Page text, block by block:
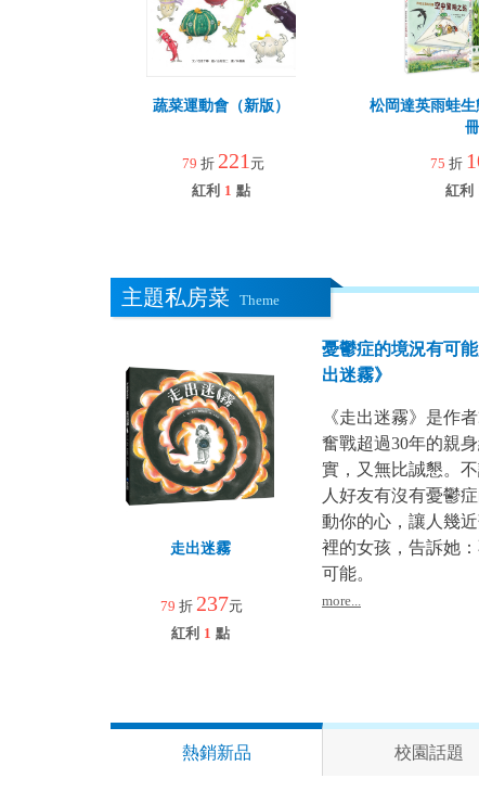
蔬菜運動會（新版）
79 折 221 元
紅利 1 點
松岡達英雨蛙
75 折
紅利
主題私房菜 Theme
走出迷霧
79 折 237元
紅利 1 點
憂鬱症的境況有可
出迷霧》
《走出迷霧》是作
奮戰超過30年的親
實，又無比誠懇。
人好友有沒有憂鬱
動你的心，讓人幾
裡的女孩，告訴她
可能。
more...
熱銷新品 校園話題